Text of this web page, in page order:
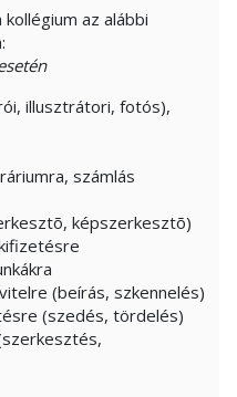
kollégium az alábbi
illusztrátori, fotós),
számlás
képszerkesztõ)
(beírás, szkennelés)
(szedés, tördelés)